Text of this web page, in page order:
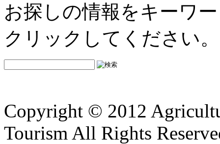
お探しの情報をキーワ
クリックしてください。
Copyright © 2012
Tourism All Rights